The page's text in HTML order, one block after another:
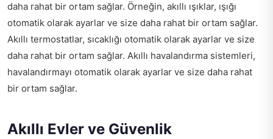
daha rahat bir ortam sağlar. Örneğin, akıllı ışıklar, ışığı
otomatik olarak ayarlar ve size daha rahat bir ortam sağlar.
Akıllı termostatlar, sıcaklığı otomatik olarak ayarlar ve size
daha rahat bir ortam sağlar. Akıllı havalandırma sistemleri,
havalandırmayı otomatik olarak ayarlar ve size daha rahat
bir ortam sağlar.
Akıllı Evler ve Güvenlik